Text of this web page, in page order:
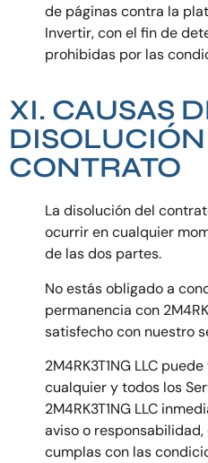
de páginas contra la
Invertir, con el fin de
prohibidas por las
XI. CAUSAS
CONTRATO
La disolución del
ocurrir en cualquier
de las dos partes.
No estás obligado a
permanencia con
satisfecho con nuestro
2M4RK3T1NG LLC puede
cualquier y todos los
2M4RK3T1NG LLC
aviso o
cumplas con las